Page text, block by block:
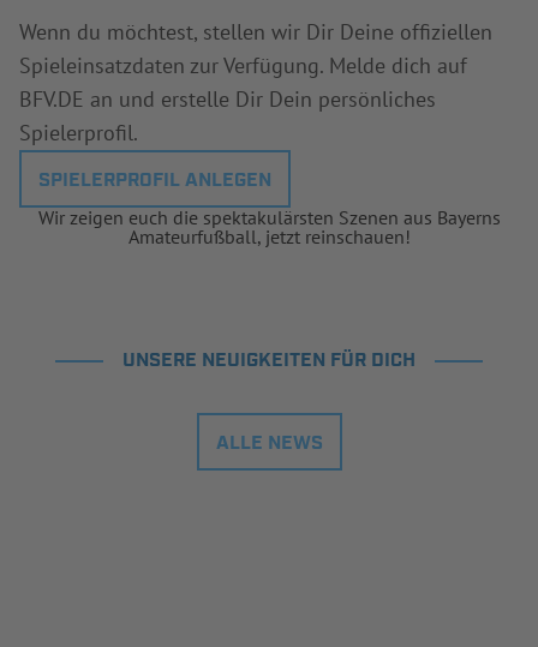
Wenn du möchtest, stellen wir Dir Deine offiziellen
Spieleinsatzdaten zur Verfügung. Melde dich auf
BFV.DE an und erstelle Dir Dein persönliches
Spielerprofil.
SPIELERPROFIL ANLEGEN
Wir zeigen euch die spektakulärsten Szenen aus Bayerns
Amateurfußball, jetzt reinschauen!
UNSERE NEUIGKEITEN FÜR DICH
ALLE NEWS